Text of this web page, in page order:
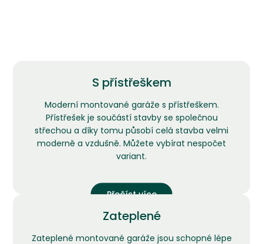
S přístřeškem
Moderní montované garáže s přístřeškem.
Přístřešek je součástí stavby se společnou
střechou a díky tomu působí celá stavba velmi
moderně a vzdušně. Můžete vybírat nespočet
variant.
Přečíst více
Zateplené
Zateplené montované garáže jsou schopné lépe